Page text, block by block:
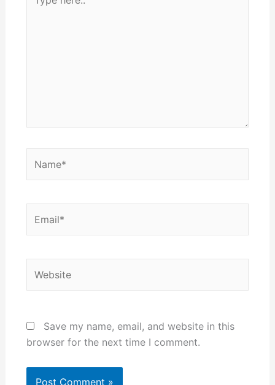
here..
Save my name, email, and website in this
browser for the next time I comment.